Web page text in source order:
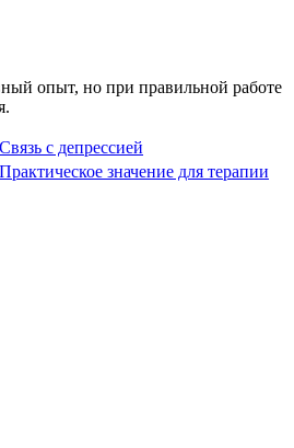
опыт, но при правильной работе
Связь с депрессией
Практическое значение для терапии